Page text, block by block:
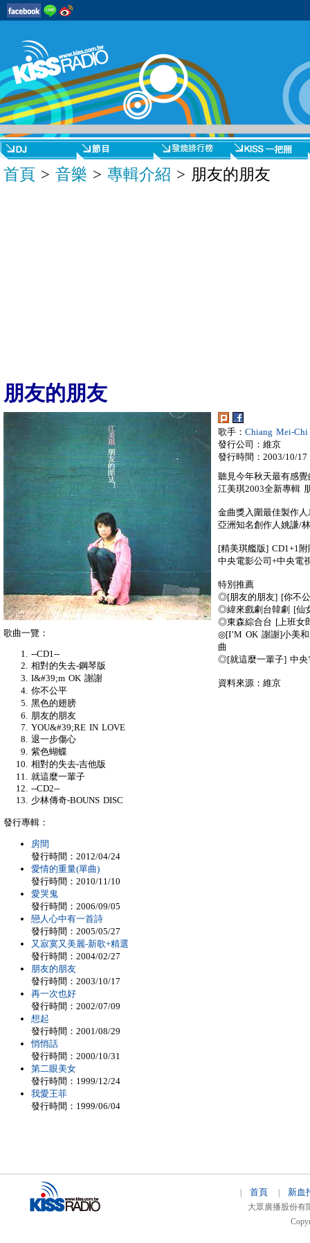
首頁 > 音樂 > 專輯介紹 > 朋友的朋友
朋友的朋友
歌手： Chiang Mei-
發行公司：維京
發行時間：2003/10/17
聽見今年秋天最有感覺
江美琪2003全新專輯
金曲獎入圍最佳製作
亞洲知名創作人姚謙/
[精美琪艦版] CD1+1
中央電影公司+中央電
特別推薦
◎[朋友的朋友] [你不
◎緯來戲劇台韓劇 [仙
◎東森綜合台 [上班女
◎[I’M OK 謝謝]小美
曲
◎[就這麼一輩子] 中央
資料來源：維京
歌曲一覽：
--CD1--
相對的失去-鋼琴版
I&#39;m OK 謝謝
你不公平
黑色的翅膀
朋友的朋友
YOU&#39;RE IN LOVE
退一步傷心
紫色蝴蝶
相對的失去-吉他版
就這麼一輩子
--CD2--
少林傳奇-BOUNS DISC
發行專輯：
房間
發行時間：2012/04/24
愛情的重量(單曲)
發行時間：2010/11/10
愛哭鬼
發行時間：2006/09/05
戀人心中有一首詩
發行時間：2005/05/27
又寂寞又美麗-新歌+精選
發行時間：2004/02/27
朋友的朋友
發行時間：2003/10/17
再一次也好
發行時間：2002/07/09
想起
發行時間：2001/08/29
悄悄話
發行時間：2000/10/31
第二眼美女
發行時間：1999/12/24
我愛王菲
發行時間：1999/06/04
首頁 新血
大眾廣播股份有